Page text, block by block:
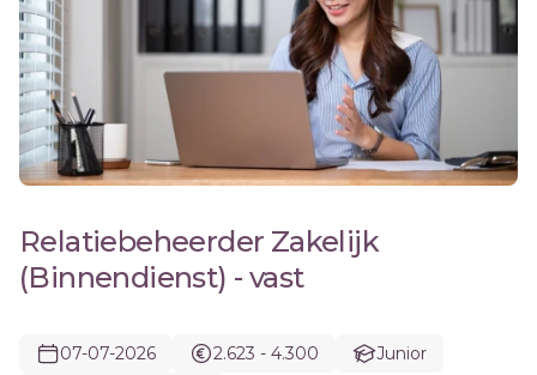
Relatiebeheerder Zakelijk
(Binnendienst) - vast
07-07-2026 2.623 - 4.300
Junior